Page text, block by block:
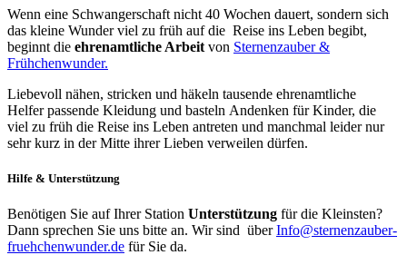
Wenn eine Schwangerschaft nicht 40 Wochen dauert, sondern sich
das kleine Wunder viel zu früh auf die Reise ins Leben begibt,
beginnt die ehrenamtliche Arbeit von Sternenzauber &
Frühchenwunder.
Liebevoll nähen, stricken und häkeln tausende ehrenamtliche
Helfer passende Kleidung und basteln Andenken für Kinder, die
viel zu früh die Reise ins Leben antreten und manchmal leider nur
sehr kurz in der Mitte ihrer Lieben verweilen dürfen.
Hilfe & Unterstützung
Benötigen Sie auf Ihrer Station Unterstützung für die Kleinsten?
Dann sprechen Sie uns bitte an. Wir sind überInfo@sternenzauber-
fruehchenwunder.de für Sie da.